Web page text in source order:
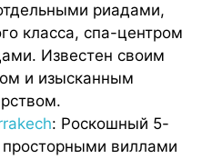
риадами,
класса, спа-центром
Известен своим
и изысканным
: Роскошный 5-
просторными виллами